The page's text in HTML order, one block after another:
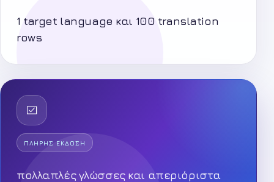
1 target language και 100 translation
rows
ΠΛΉΡΗΣ ΈΚΔΟΣΗ
πολλαπλές γλώσσες και απεριόριστα